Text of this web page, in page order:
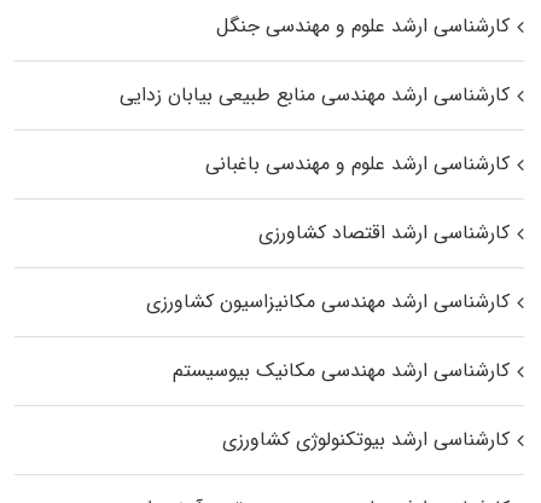
کارشناسی ارشد علوم و مهندسی جنگل
کارشناسی ارشد مهندسی منابع طبیعی بیابان زدایی
کارشناسی ارشد علوم و مهندسی باغبانی
کارشناسی ارشد اقتصاد کشاورزی
کارشناسی ارشد مهندسی مکانیزاسیون کشاورزی
کارشناسی ارشد مهندسی مکانیک بیوسیستم
کارشناسی ارشد بیوتکنولوژی کشاورزی